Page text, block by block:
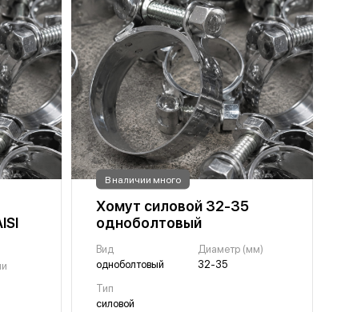
В наличии много
Хомут силовой 32-35
одноболтовый
Вид
одноболтовый
Диаметр (мм)
32-35
Тип
силовой